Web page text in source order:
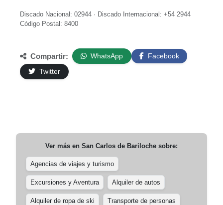
Discado Nacional: 02944 · Discado Internacional: +54 2944
Código Postal: 8400
Compartir: WhatsApp
Facebook
Twitter
Ver más en San Carlos de Bariloche sobre:
Agencias de viajes y turismo
Excursiones y Aventura Alquiler de autos
Alquiler de ropa de ski Transporte de personas